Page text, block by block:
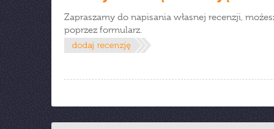
Zapraszamy do napisania własnej recenzji,
poprzez formularz.